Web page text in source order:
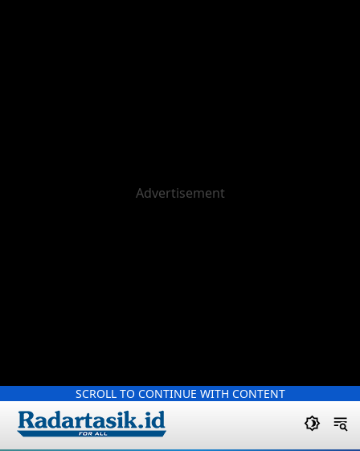
SCROLL TO CONTINUE WITH CONTENT